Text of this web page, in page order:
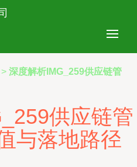
> 深度解析IMG_259供应链管
供应链管
与落地路径